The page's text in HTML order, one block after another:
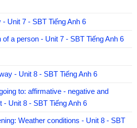
- Unit 7 - SBT Tiếng Anh 6
of a person - Unit 7 - SBT Tiếng Anh 6
- Unit 8 - SBT Tiếng Anh 6
to: affirmative - negative and
- Unit 8 - SBT Tiếng Anh 6
Weather conditions - Unit 8 - SBT